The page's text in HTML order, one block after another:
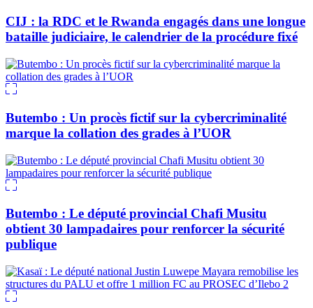
CIJ : la RDC et le Rwanda engagés dans une longue
bataille judiciaire, le calendrier de la procédure fixé
Butembo : Un procès fictif sur la cybercriminalité
marque la collation des grades à l’UOR
Butembo : Le député provincial Chafi Musitu
obtient 30 lampadaires pour renforcer la sécurité
publique